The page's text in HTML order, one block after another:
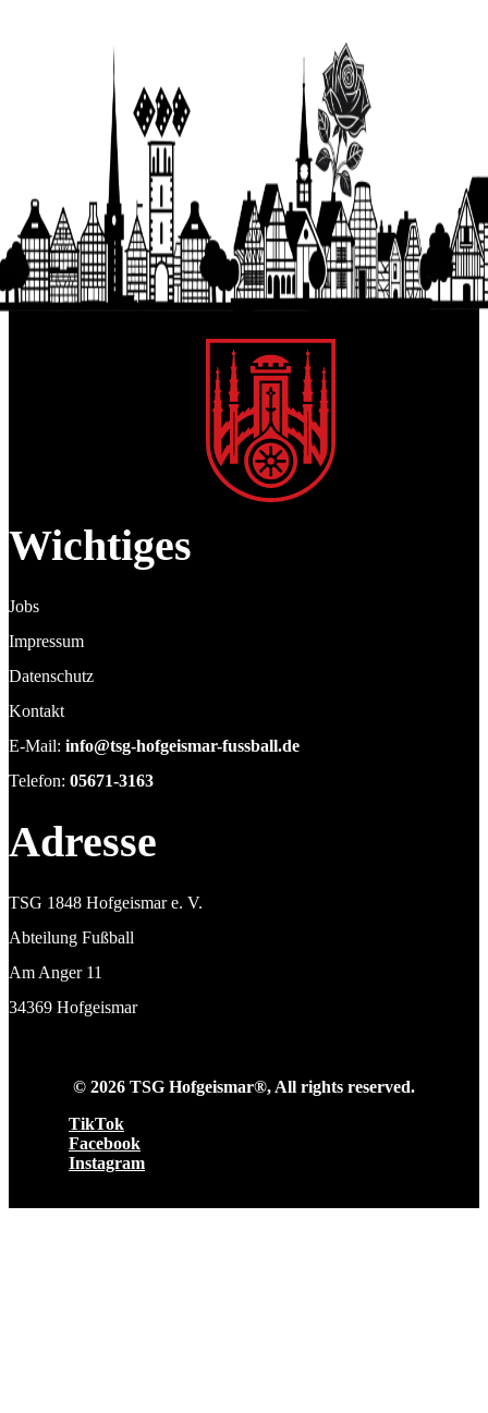
Wichtiges
Jobs
Impressum
Datenschutz
Kontakt
E-Mail: info@tsg-hofgeismar-fussball.de
Telefon: 05671-3163
Adresse
TSG 1848 Hofgeismar e. V.
Abteilung Fußball
Am Anger 11
34369 Hofgeismar
© 2026 TSG Hofgeismar®, All rights reserved.
TikTok
Facebook
Instagram